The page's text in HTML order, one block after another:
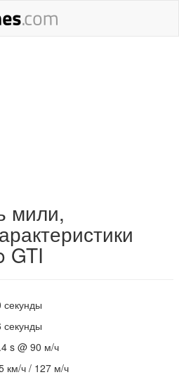
мили,
GTI
секунды
секунды
s @ 90 м/ч
км/ч / 127 м/ч